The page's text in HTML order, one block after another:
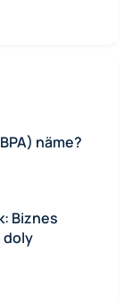
näme?
Biznes
doly